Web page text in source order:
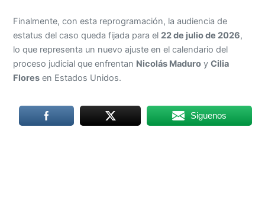
Finalmente, con esta reprogramación, la audiencia de
estatus del caso queda fijada para el 22 de julio de 2026,
lo que representa un nuevo ajuste en el calendario del
proceso judicial que enfrentan Nicolás Maduro yCilia
Flores en Estados Unidos.
Siguenos